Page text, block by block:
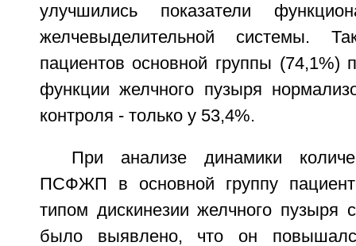
улучшились показатели
желчевыделительной системы.
пациентов основной группы (74,1%)
функции желчного пузыря
контроля - только у 53,4%.
При анализе динамики
ПСФЖП в основной группу
типом дискинезии желчного пузыря
было выявлено, что он